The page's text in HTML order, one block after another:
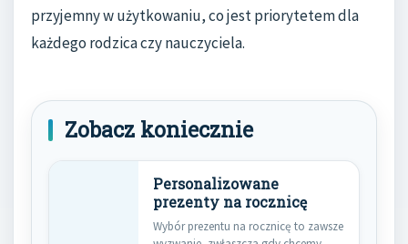
przyjemny w użytkowaniu, co jest priorytetem dla
każdego rodzica czy nauczyciela.
Zobacz koniecznie
Personalizowane
prezenty na rocznicę
Wybór prezentu na rocznicę to zawsze